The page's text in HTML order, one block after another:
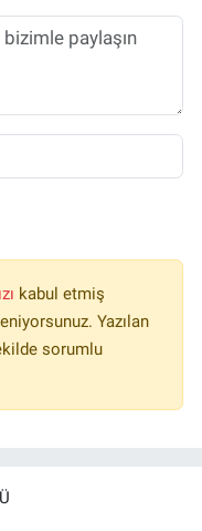
kabul etmiş
Yazılan
sorumlu